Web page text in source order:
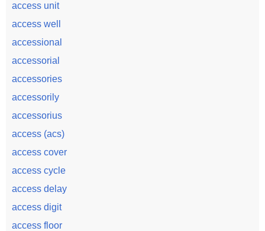
access unit
access well
accessional
accessorial
accessories
accessorily
accessorius
access (acs)
access cover
access cycle
access delay
access digit
access floor